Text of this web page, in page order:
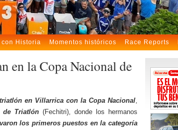
con Historia Momentos históricos Race Reports
en la Copa Nacional de
en Villarrica con la Copa Nacional,
de Triatlón (Fechitri), donde los hermanos
los primeros puestos en la categoría